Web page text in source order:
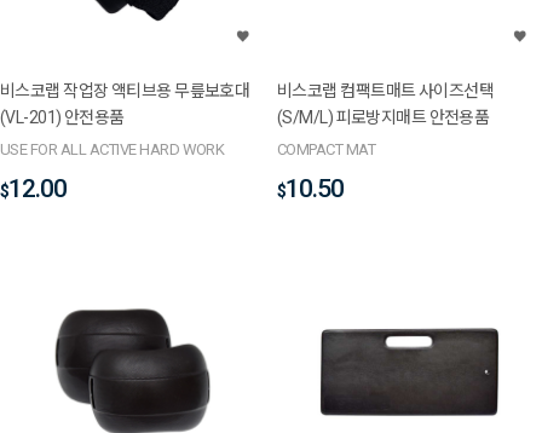
비스코랩 작업장 액티브용 무릎보호대
(VL-201) 안전용품
USE FOR ALL ACTIVE HARD WORK
$12.00
비스코랩 컴팩트매트 사이즈선택
(S/M/L) 피로방지매트 안전용품
COMPACT MAT
$10.50